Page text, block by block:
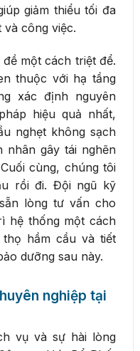
giảm thiểu tối đa
công việc.
một cách triệt để.
thuộc với hạ tầng
xác định nguyên
hiệu quả nhất,
nghẹt không sạch
nhân gây tái nghẽn
cùng, chúng tôi
rồi đi. Đội ngũ kỹ
lòng tư vấn cho
hệ thống một cách
hầm cầu và tiết
dưỡng sau này.
nghiệp tại
vụ và sự hài lòng